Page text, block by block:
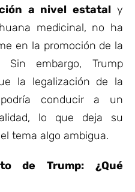
a nivel estatal y
medicinal, no ha
en la promoción de la
Sin embargo, Trump
la legalización de la
conducir a un
lo que deja su
tema algo ambigua.
de Trump: ¿Qué